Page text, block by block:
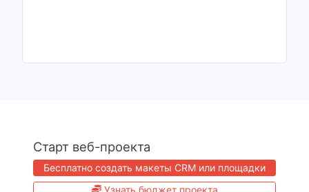
Старт веб-проекта
Бесплатно создать макеты CRM или площадки
Узнать бюджет проекта